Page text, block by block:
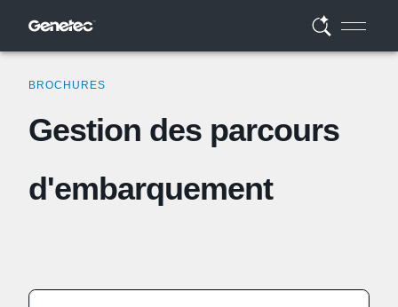
BROCHURES
Gestion des parcours
d'embarquement